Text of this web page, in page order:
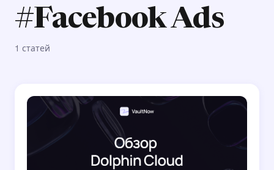
#Facebook Ads
1 статей